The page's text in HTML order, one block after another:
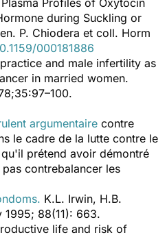
during Suckling or
P. Chiodera et coll. Horm
000181886
and male infertility as
in married women.
argumentaire contre
le cadre de la lutte contre le
prétend avoir démontré
contrebalancer les
. K.L. Irwin, H.B.
1995; 88(11): 663.
life and risk of